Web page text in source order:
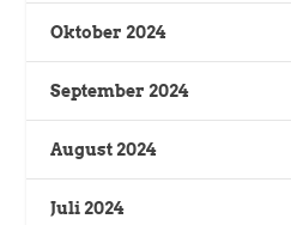
Oktober 2024
September 2024
August 2024
Juli 2024